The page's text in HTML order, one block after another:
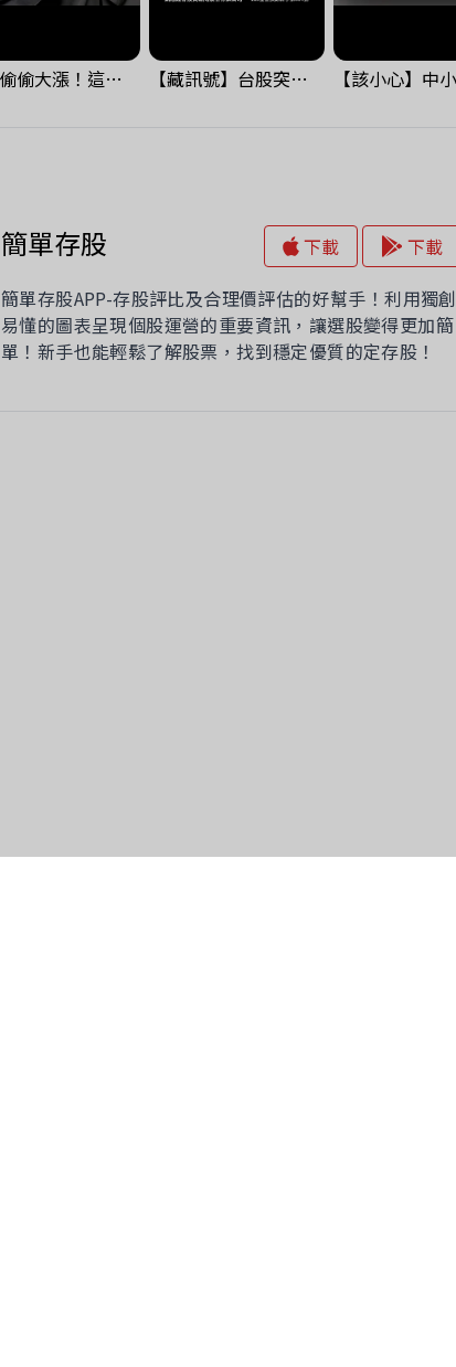
黃金偷偷大漲！這才是決定台股生死的「真風向球」！｜Mr.Jimmy高志銘 #黃金 #美元指數 #聯準會 【藏訊號】台股突破季線，週一我提醒了這個關鍵訊號
簡單存股
下載
下載
簡單存股APP-存股評比及合理價評估的好幫手！利用獨創
易懂的圖表呈現個股運營的重要資訊，讓選股變得更加簡
單！新手也能輕鬆了解股票，找到穩定優質的定存股！